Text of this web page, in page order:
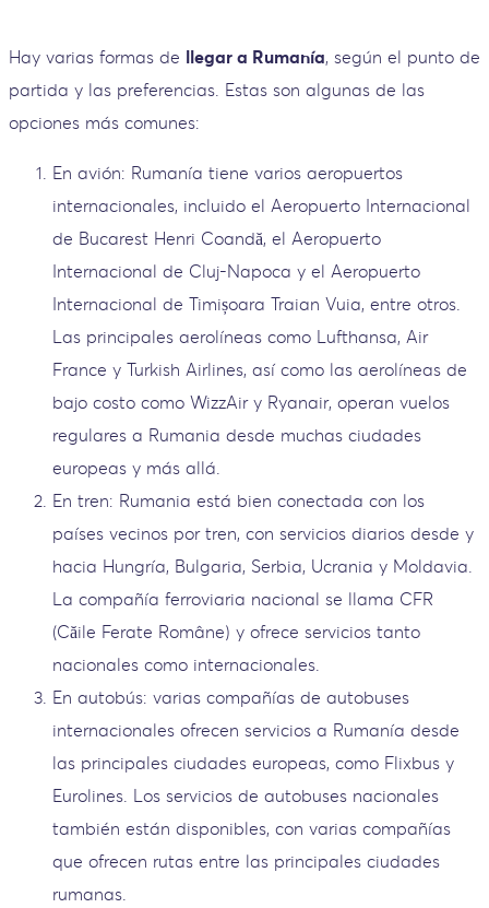
Hay varias formas de llegar a Rumanía, según el punto de
partida y las preferencias. Estas son algunas de las
opciones más comunes:
En avión: Rumanía tiene varios aeropuertos
internacionales, incluido el Aeropuerto Internacional
de Bucarest Henri Coandă, el Aeropuerto
Internacional de Cluj-Napoca y el Aeropuerto
Internacional de Timișoara Traian Vuia, entre otros.
Las principales aerolíneas como Lufthansa, Air
France y Turkish Airlines, así como las aerolíneas de
bajo costo como WizzAir y Ryanair, operan vuelos
regulares a Rumania desde muchas ciudades
europeas y más allá.
En tren: Rumania está bien conectada con los
países vecinos por tren, con servicios diarios desde y
hacia Hungría, Bulgaria, Serbia, Ucrania y Moldavia.
La compañía ferroviaria nacional se llama CFR
(Căile Ferate Române) y ofrece servicios tanto
nacionales como internacionales.
En autobús: varias compañías de autobuses
internacionales ofrecen servicios a Rumanía desde
las principales ciudades europeas, como Flixbus y
Eurolines. Los servicios de autobuses nacionales
también están disponibles, con varias compañías
que ofrecen rutas entre las principales ciudades
rumanas.